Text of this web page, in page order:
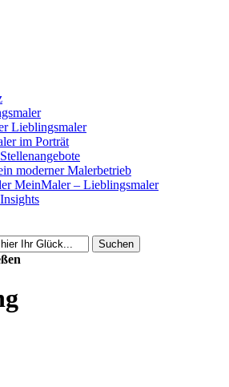
Lieblingsmaler
im Porträt
moderner Malerbetrieb
MeinMaler – Lieblingsmaler
Suchen